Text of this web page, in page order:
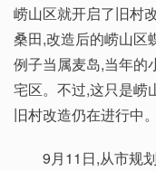
崂山区就开启了旧村
桑田,改造后的崂山区
例子当属麦岛,当年的
宅区。不过,这只是崂
旧村改造仍在进行中。
9月11日,从市规